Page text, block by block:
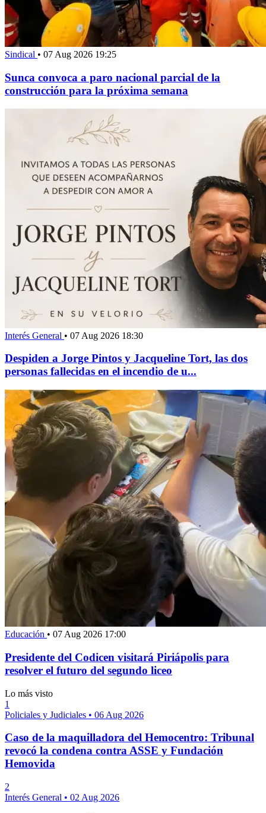
Sindical • 07 Aug 2026 19:25
Sunca convoca a paro nacional parcial de la
construcción para la próxima semana
Interés General • 07 Aug 2026 18:30
Despiden a Jorge Pintos y Jacqueline Tort, las dos
personas fallecidas en el incendio de u...
Educación • 07 Aug 2026 17:00
Presidente del Codicen visitará Piriápolis para
resolver el futuro del segundo liceo
Lo más visto
1
Policiales y Judiciales • 06 Aug 2026
Caso de la maquilladora del Hemocentro: Tribunal
revocó la condena contra ASSE y Fundación
Hemovida
2
Interés General • 02 Aug 2026